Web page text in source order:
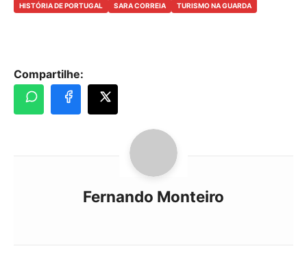
HISTÓRIA DE PORTUGAL
SARA CORREIA TURISMO NA GUARDA
Compartilhe:
Fernando Monteiro